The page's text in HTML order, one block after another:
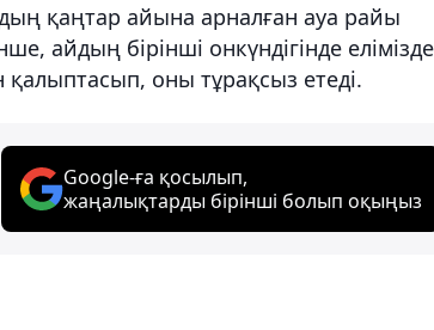
қаңтар айына арналған ауа райы
айдың бірінші онкүндігінде елімізде
оны тұрақсыз етеді.
Google-ға қосылып,
жаңалықтарды бірінші болып оқыңыз